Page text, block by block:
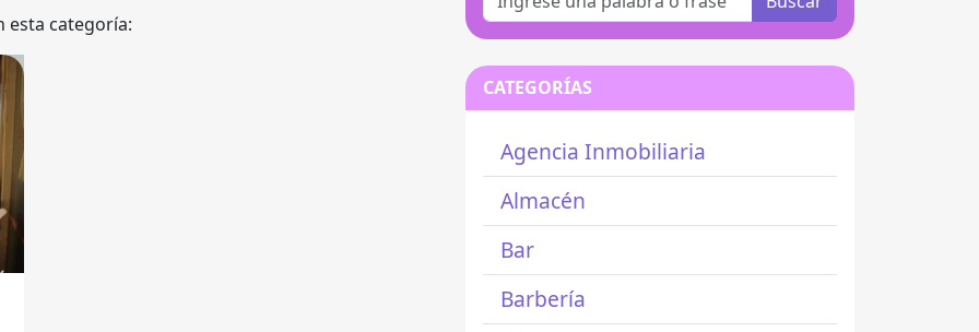
esta categoría:
CATEGORÍAS
Agencia Inmobiliaria
Almacén
Bar
Barbería